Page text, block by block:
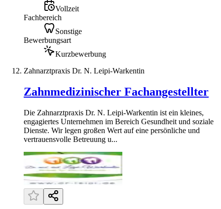
Vollzeit
Fachbereich
Sonstige
Bewerbungsart
Kurzbewerbung
Zahnarztpraxis Dr. N. Leipi-Warkentin
Zahnmedizinischer Fachangestellter
Die Zahnarztpraxis Dr. N. Leipi-Warkentin ist ein kleines,
engagiertes Unternehmen im Bereich Gesundheit und soziale
Dienste. Wir legen großen Wert auf eine persönliche und
vertrauensvolle Betreuung u...